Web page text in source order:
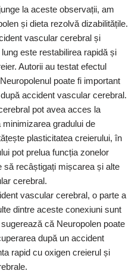
la aceste observații, am
și dieta rezolvă dizabilitățile.
vascular cerebral și
este restabilirea rapidă și
Autorii au testat efectul
poate fi important
accident vascular cerebral.
pot avea acces la
gradului de
plasticitatea creierului, în
pot prelua funcția zonelor
să recâștigați mișcarea și alte
cerebral.
vascular cerebral, o parte a
dintre aceste conexiuni sunt
că Neuropolen poate
după un accident
rapid cu oxigen creierul și